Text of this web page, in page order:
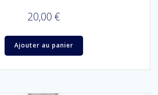
20,00 €
Ajouter au panier